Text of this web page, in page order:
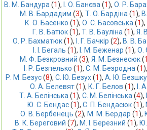
В. М. Бандура (1), І. О. Банєва (1), О. Р.
М. В. Бардадим (3), Т. О. Бардіна (1),
К. О. Басенко (1), О. С. Басовська (1),
Г. В. Батюк (1), Т. В. Бауліна (1), Я.
О. Р. Бахматюк (1), І. Г. Бачкір (2), В. В.
І. І. Бегаль (1), І. М. Беженар (1), О.
М. Ф. Безкровний (3), Я. М. Безнесюк (1
І. Р. Безпелько (1), С. М. Безродна (1),
Р. М. Безус (8), С. Ю. Безух (1), А. Ю.
О. А. Белевят (1), К. Г. Белов (1),
Т. А. Белінська (1), С. М. Белінська (4),
Ю. С. Бендас (1), С. П. Бендасюк (1),
О. В. Бербенець (2), М. М. Бердар (1),
В. К. Береговий (7), М. І. Березний (1),